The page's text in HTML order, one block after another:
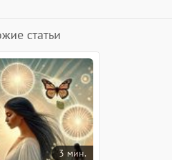
статьи
3 мин.